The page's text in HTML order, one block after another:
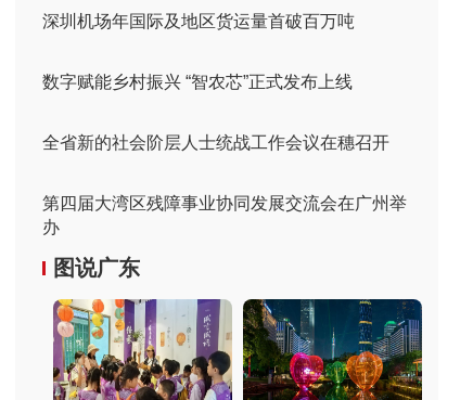
深圳机场年国际及地区货运量首破百万吨
数字赋能乡村振兴 “智农芯”正式发布上线
全省新的社会阶层人士统战工作会议在穗召开
第四届大湾区残障事业协同发展交流会在广州举
办
图说广东